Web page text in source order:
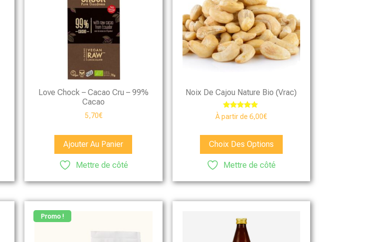
Love Chock – Cacao Cru – 99%
Cacao
5,70€
Ajouter Au Panier
Mettre de côté
Noix De Cajou Nature Bio (vrac)
Note
4.75
À partir de 6,00€
Choix Des Options
Mettre de côté
Promo !